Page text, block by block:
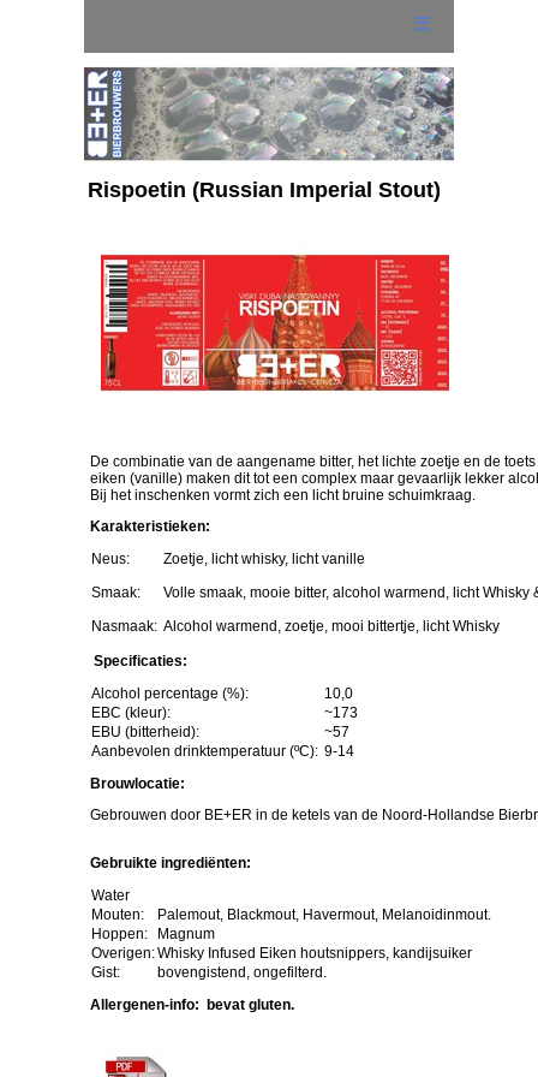
Rispoetin (Russian Imperial Stout)
De combinatie van de aangename bitter, het lichte zoetje en de
eiken (vanille) maken dit tot een complex maar gevaarlijk lekker
Bij het inschenken vormt zich een licht bruine schuimkraag.
Karakteristieken:
Neus:
Zoetje, licht whisky, licht vanille
Smaak:
Volle smaak, mooie bitter, alcohol warmend, licht Whisky
Nasmaak: Alcohol warmend, zoetje, mooi bittertje, licht Whisky
Specificaties:
Alcohol percentage (%):
10,0
EBC (kleur):
~173
EBU (bitterheid):
~57
Aanbevolen drinktemperatuur (ºC): 9-14
Brouwlocatie:
Gebrouwen door BE+ER in de ketels van de Noord-Hollandse
Gebruikte ingrediënten:
Water
Mouten:
Palemout, Blackmout, Havermout, Melanoidinmout.
Hoppen:
Magnum
Overigen:Whisky Infused Eiken houtsnippers, kandijsuiker
Gist:
bovengistend, ongefilterd.
Allergenen-info: bevat gluten.
Home
Wat is BE+ER ?
Onze BE+ER-en
- Hemels
- Of je Dorst Hebt!
- (ST)Oer Wit
- Pro-BE+ER-sel 1
- Centennial
- Laurier Porter
- Rokerige Zwarte
- Eigenzinnige Herfstbok